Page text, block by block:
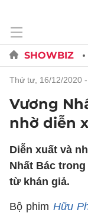
SHOWBIZ
thứ tư, 16/12/2020
Vương
nhờ diễn
Diễn xuất và
Nhất Bác
từ khán giả.
Bộ phim Hữu